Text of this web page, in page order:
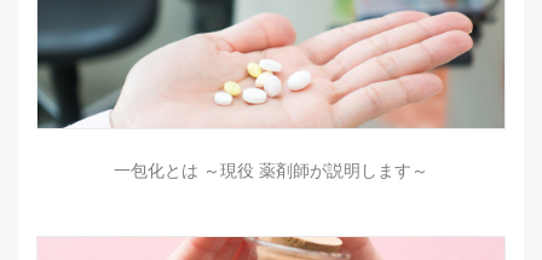
一包化とは ～現役 薬剤師が説明します～